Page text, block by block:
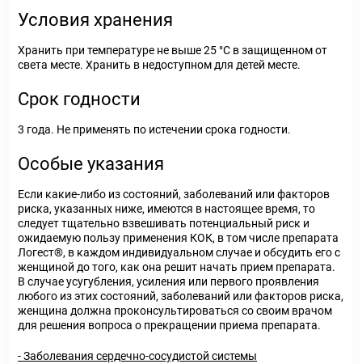
Условия хранения
Хранить при температуре не выше 25 °С в защищенном от
света месте. Хранить в недоступном для детей месте.
Срок годности
3 года. Не применять по истечении срока годности.
Особые указания
Если какие-либо из состояний, заболеваний или факторов
риска, указанных ниже, имеются в настоящее время, то
следует тщательно взвешивать потенциальный риск и
ожидаемую пользу применения КОК, в том числе препарата
Логест®, в каждом индивидуальном случае и обсудить его с
женщиной до того, как она решит начать прием препарата.
В случае усугубления, усиления или первого проявления
любого из этих состояний, заболеваний или факторов риска,
женщина должна проконсультироваться со своим врачом
для решения вопроса о прекращении приема препарата.
- Заболевания сердечно-сосудистой системы